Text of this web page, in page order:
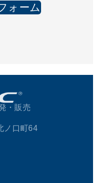
ォーム
・販売
ノ口町64